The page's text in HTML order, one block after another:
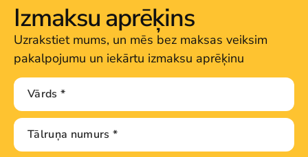
Izmaksu aprēķins
Uzrakstiet mums, un mēs bez maksas veiksim
pakalpojumu un iekārtu izmaksu aprēķinu